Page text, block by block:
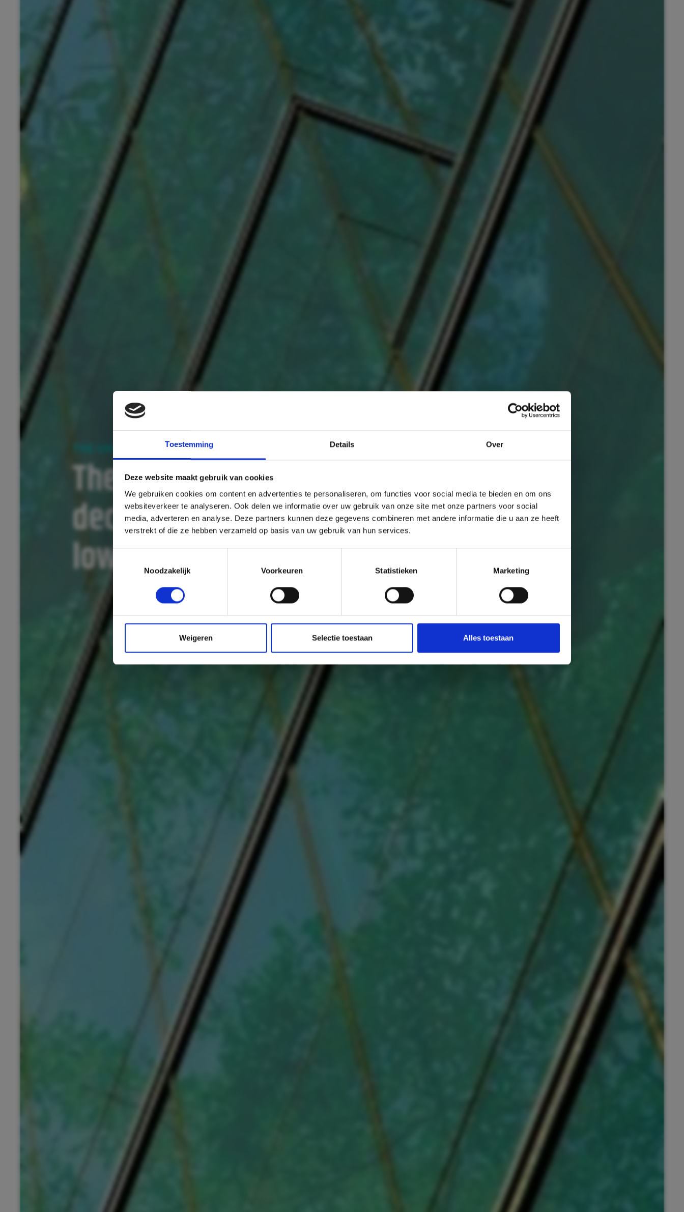
Toestemming Details Over
Deze website maakt gebruik van cookies
We gebruiken cookies om content en advertenties te personaliseren, om functies voor social media te bieden en om ons
websiteverkeer te analyseren. Ook delen we informatie over uw gebruik van onze site met onze partners voor social
media, adverteren en analyse. Deze partners kunnen deze gegevens combineren met andere informatie die u aan ze heeft
verstrekt of die ze hebben verzameld op basis van uw gebruik van hun services.
Noodzakelijk
Voorkeuren Statistieken Marketing
Weigeren Selectie toestaan Alles toestaan
THE UNIQUE SOLUTION FOR THE NECESSARY ENERGY TRANSITION
The future-proof combination:
decentralised ventilation and
low-temperature emission
Also benefit from our knowledge?
Subscribe to our newsletter now and stay informed about all our
developments.
Subscribe